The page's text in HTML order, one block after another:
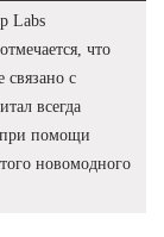
Labs
что
связано с
всегда
при помощи
новомодного